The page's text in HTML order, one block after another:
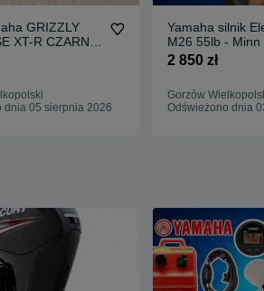
GRIZZLY
XT-R CZARNY
dnia 05 sierpnia 2026
Yamaha silnik
M26 55lb - Minn
Gwarancji
2 850 zł
Gorzów
Odświeżono dnia